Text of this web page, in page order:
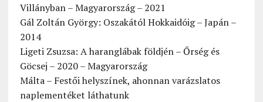
Villányban – Magyarország – 2021
Gál Zoltán György: Oszakától Hokkaidóig – Japán –
2014
Ligeti Zsuzsa: A haranglábak földjén – Őrség és
Göcsej – 2020 – Magyarország
Málta – Festői helyszínek, ahonnan varázslatos
naplementéket láthatunk